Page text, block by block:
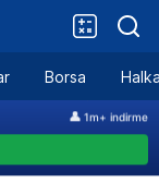
Borsa